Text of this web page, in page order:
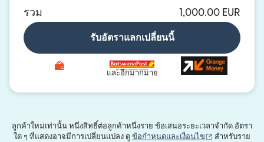
รวม
1,000.00 EUR
รับอัตราแลกเปลี่ยนนี้
และอีกมากมาย
ลูกค้าใหม่เท่านั้น หนึ่งสิทธิ์ต่อลูกค้าหนึ่งราย ข้อเสนอระยะเวลาจำกัด อัตรา
ใด ๆ ที่แสดงอาจมีการเปลี่ยนแปลง ดู ข้อกำหนดและเงื่อนไข (เปิดในหน้าต่า
สำหรับราย